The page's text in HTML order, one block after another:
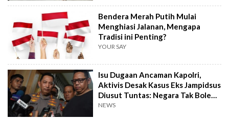
Bendera Merah Putih Mulai
Menghiasi Jalanan, Mengapa
Tradisi ini Penting?
YOUR SAY
Isu Dugaan Ancaman Kapolri,
Aktivis Desak Kasus Eks Jampidsus
Diusut Tuntas: Negara Tak Boleh
Kalah
NEWS